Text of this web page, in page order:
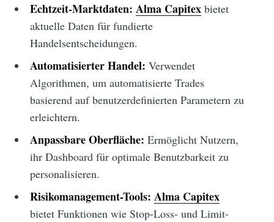
Echtzeit-Marktdaten: Alma Capitexbietet
aktuelle Daten für fundierte
Handelsentscheidungen.
Automatisierter Handel: Verwendet
Algorithmen, um automatisierte Trades
basierend auf benutzerdefinierten Parametern zu
erleichtern.
Anpassbare Oberfläche: Ermöglicht Nutzern,
ihr Dashboard für optimale Benutzbarkeit zu
personalisieren.
Risikomanagement-Tools: Alma Capitex
bietet Funktionen wie Stop-Loss- und Limit-